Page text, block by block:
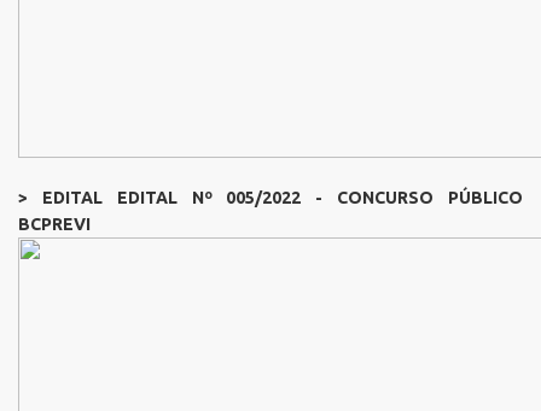
> EDITAL EDITAL Nº 005/2022 - CONCURSO PÚBLICO
BCPREVI